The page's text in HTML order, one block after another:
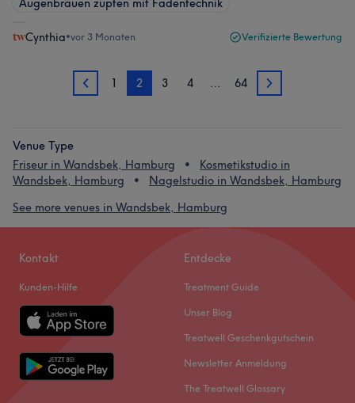
Augenbrauen zupfen mit Fadentechnik
Cynthia•vor 3 Monaten Verifizierte Bewertung
1 1 2 3 4 … 64 3
Venue Type
Friseur in Wandsbek, Hamburg
Kosmetikstudio in
Wandsbek, Hamburg
Nagelstudio in Wandsbek, Hamburg
See more venues in Wandsbek, Hamburg
Kontakt
Kunden-Hilfe
Entdecke
Treatment Guide
Unser Blog
Treatwell Geschenkgutschein
Newsletter Anmeldung
The Treatwell Glossary